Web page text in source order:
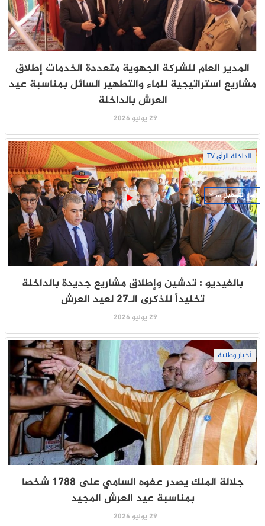
المدير العام للشركة الجهوية متعددة الخدمات إطلاق
مشاريع استراتيجية للماء والتطهير السائل بمناسبة عيد
العرش بالداخلة
29 يوليو 2026
الداخلة الرأي TV
بالفيديو : تدشين وإطلاق مشاريع جديدة بالداخلة
تخليداً للذكرى الـ27 لعيد العرش
29 يوليو 2026
أخبار وطنية
جلالة الملك يصدر عفوه السامي على 1788 شخصا
بمناسبة عيد العرش المجيد
29 يوليو 2026
جار التحميل ...